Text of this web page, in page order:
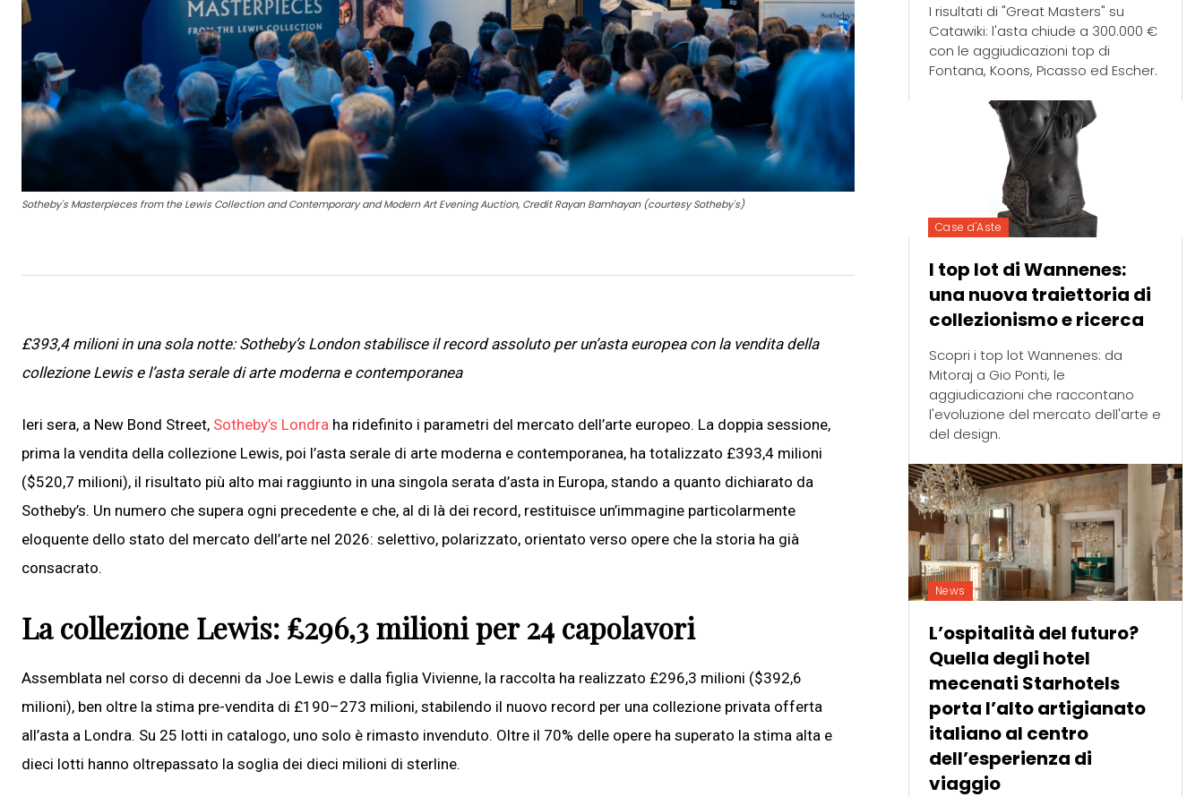
Sotheby's Masterpieces from the Lewis Collection and Contemporary and Modern Art Evening Auction, Credit Rayan Bamhayan (courtesy Sotheby's)
£393,4 milioni in una sola notte: Sotheby’s London stabilisce il record assoluto per un’asta europea con la vendita della
collezione Lewis e l’asta serale di arte moderna e contemporanea
Ieri sera, a New Bond Street, Sotheby’s Londra ha ridefinito i parametri del mercato dell’arte europeo. La doppia sessione,
prima la vendita della collezione Lewis, poi l’asta serale di arte moderna e contemporanea, ha totalizzato £393,4 milioni
($520,7 milioni), il risultato più alto mai raggiunto in una singola serata d’asta in Europa, stando a quanto dichiarato da
Sotheby’s. Un numero che supera ogni precedente e che, al di là dei record, restituisce un’immagine particolarmente
eloquente dello stato del mercato dell’arte nel 2026: selettivo, polarizzato, orientato verso opere che la storia ha già
consacrato.
La collezione Lewis: £296,3 milioni per 24 capolavori
Assemblata nel corso di decenni da Joe Lewis e dalla figlia Vivienne, la raccolta ha realizzato £296,3 milioni ($392,6
milioni), ben oltre la stima pre-vendita di £190–273 milioni, stabilendo il nuovo record per una collezione privata offerta
all’asta a Londra. Su 25 lotti in catalogo, uno solo è rimasto invenduto. Oltre il 70% delle opere ha superato la stima alta e
dieci lotti hanno oltrepassato la soglia dei dieci milioni di sterline.
I risultati di "Great Masters" su
Catawiki: l'asta chiude a 300.000 €
con le aggiudicazioni top di
Fontana, Koons, Picasso ed Escher.
Case d'Aste
I top lot di Wannenes:
una nuova traiettoria di
collezionismo e ricerca
Scopri i top lot Wannenes: da
Mitoraj a Gio Ponti, le
aggiudicazioni che raccontano
l'evoluzione del mercato dell'arte e
del design.
News
L’ospitalità del futuro?
Quella degli hotel
mecenati Starhotels
porta l’alto artigianato
italiano al centro
dell’esperienza di
viaggio